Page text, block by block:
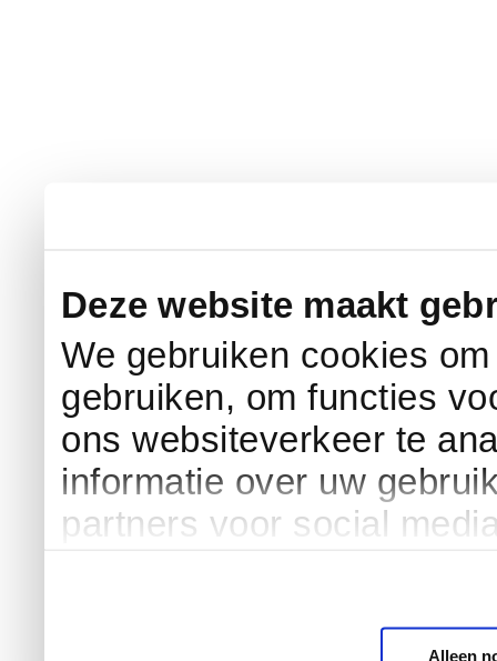
Deze website maakt
We gebruiken cookies
gebruiken, om functies
ons websiteverkeer te
informatie over uw
partners voor social
Alleen